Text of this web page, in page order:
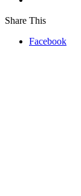
Share This
Facebook